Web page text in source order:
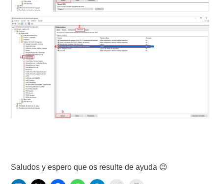
Saludos y espero que os resulte de ayuda 😉